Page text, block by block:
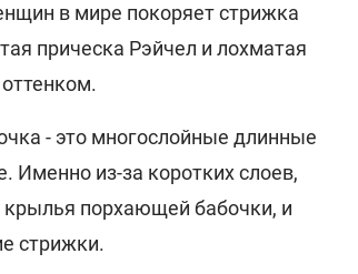
в мире покоряет стрижка
прическа Рэйчел и лохматая
- это многослойные длинные
Именно из-за коротких слоев,
порхающей бабочки, и
стрижки.